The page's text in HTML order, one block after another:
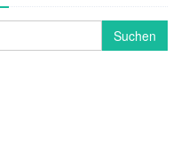
Suchen